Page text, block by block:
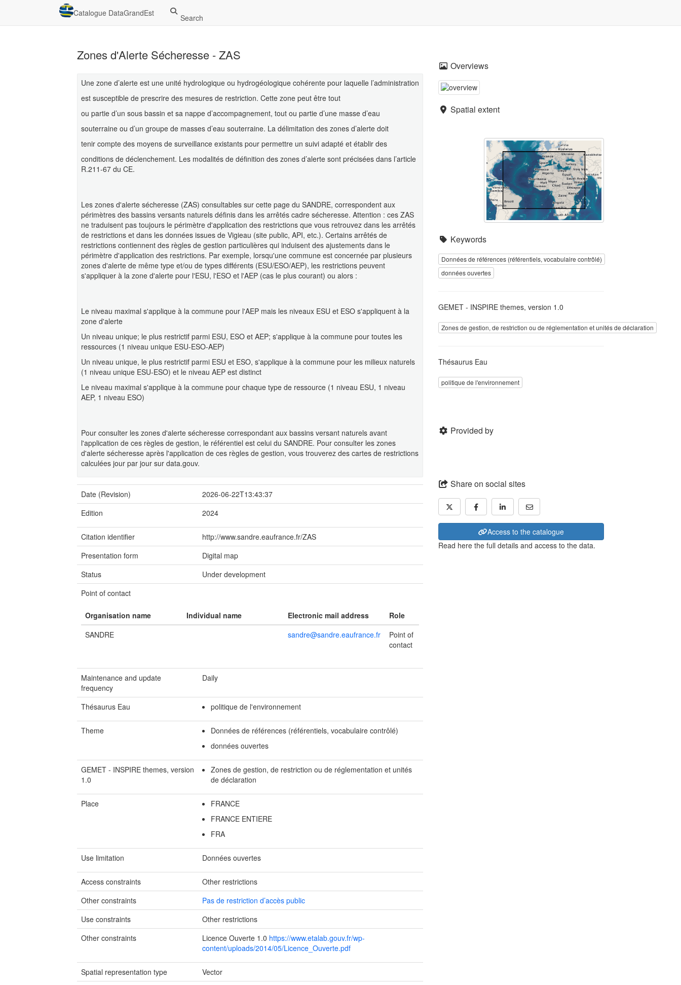
Catalogue DataGrandEst Search
Zones d'Alerte Sécheresse - ZAS
Une zone d’alerte est une unité hydrologique ou hydrogéologique cohérente pour laquelle l’administration
est susceptible de prescrire des mesures de restriction. Cette zone peut être tout
ou partie d’un sous bassin et sa nappe d’accompagnement, tout ou partie d’une masse d’eau
souterraine ou d’un groupe de masses d’eau souterraine. La délimitation des zones d’alerte doit
tenir compte des moyens de surveillance existants pour permettre un suivi adapté et établir des
conditions de déclenchement. Les modalités de définition des zones d’alerte sont précisées dans l’article
R.211-67 du CE.
Les zones d'alerte sécheresse (ZAS) consultables sur cette page du SANDRE, correspondent aux
périmètres des bassins versants naturels définis dans les arrêtés cadre sécheresse. Attention : ces ZAS
ne traduisent pas toujours le périmètre d'application des restrictions que vous retrouvez dans les arrêtés
de restrictions et dans les données issues de Vigieau (site public, API, etc.). Certains arrêtés de
restrictions contiennent des règles de gestion particulières qui induisent des ajustements dans le
périmètre d'application des restrictions. Par exemple, lorsqu'une commune est concernée par plusieurs
zones d'alerte de même type et/ou de types différents (ESU/ESO/AEP), les restrictions peuvent
s'appliquer à la zone d'alerte pour l'ESU, l'ESO et l'AEP (cas le plus courant) ou alors :
Le niveau maximal s'applique à la commune pour l'AEP mais les niveaux ESU et ESO s'appliquent à la
zone d'alerte
Un niveau unique; le plus restrictif parmi ESU, ESO et AEP; s'applique à la commune pour toutes les
ressources (1 niveau unique ESU-ESO-AEP)
Un niveau unique, le plus restrictif parmi ESU et ESO, s'applique à la commune pour les milieux naturels
(1 niveau unique ESU-ESO) et le niveau AEP est distinct
Le niveau maximal s'applique à la commune pour chaque type de ressource (1 niveau ESU, 1 niveau
AEP, 1 niveau ESO)
Pour consulter les zones d'alerte sécheresse correspondant aux bassins versant naturels avant
l'application de ces règles de gestion, le référentiel est celui du SANDRE. Pour consulter les zones
d'alerte sécheresse après l'application de ces règles de gestion, vous trouverez des cartes de restrictions
calculées jour par jour sur data.gouv.
Date (Revision)
2026-06-22T13:43:37
Edition
2024
Citation identifier
http://www.sandre.eaufrance.fr/ZAS
Presentation form
Digital map
Status
Under development
Point of contact
Organisation name Individual name Electronic mail address
Role
SANDRE
sandre@sandre.eaufrance.fr
Point of
contact
Maintenance and update
frequency
Daily
Thésaurus Eau politique de l'environnement
Theme
Données de références (référentiels, vocabulaire contrôlé)
données ouvertes
GEMET - INSPIRE themes, version
1.0
Zones de gestion, de restriction ou de réglementation et unités
de déclaration
Place
FRANCE
FRANCE ENTIERE
FRA
Use limitation Données ouvertes
Access constraints
Other restrictions
Other constraints
Pas de restriction d’accès public
Use constraints
Other restrictions
Other constraints
Licence Ouverte 1.0 https://www.etalab.gouv.fr/wp-
content/uploads/2014/05/Licence_Ouverte.pdf
Spatial representation type
Vector
Overviews
Spatial extent
Keywords
Données de références (référentiels, vocabulaire contrôlé)
données ouvertes
GEMET - INSPIRE themes, version 1.0
Zones de gestion, de restriction ou de réglementation et unités de déclaration
Thésaurus Eau
politique de l'environnement
Provided by
Share on social sites
Access to the catalogue
Read here the full details and access to the data.